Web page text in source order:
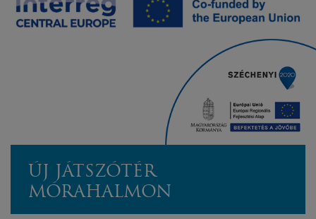
ÚJ JÁTSZÓTÉR
MÓRAHALMON